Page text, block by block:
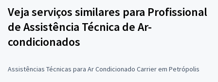
Veja serviços similares para Profissional
de Assistência Técnica de Ar-
condicionados
Assistências Técnicas para Ar Condicionado Carrier em Petrópolis